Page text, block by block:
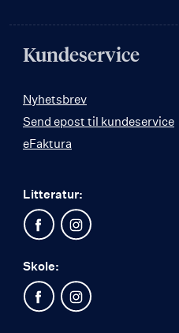
Kundeservice
Nyhetsbrev
Send epost til kundeservice
eFaktura
Litteratur:
Skole: